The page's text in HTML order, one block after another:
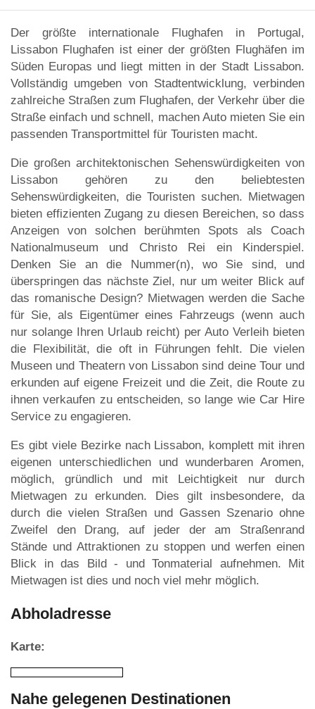
Der größte internationale Flughafen in Portugal,
Lissabon Flughafen ist einer der größten Flughäfen im
Süden Europas und liegt mitten in der Stadt Lissabon.
Vollständig umgeben von Stadtentwicklung, verbinden
zahlreiche Straßen zum Flughafen, der Verkehr über die
Straße einfach und schnell, machen Auto mieten Sie ein
passenden Transportmittel für Touristen macht.
Die großen architektonischen Sehenswürdigkeiten von
Lissabon gehören zu den beliebtesten
Sehenswürdigkeiten, die Touristen suchen. Mietwagen
bieten effizienten Zugang zu diesen Bereichen, so dass
Anzeigen von solchen berühmten Spots als Coach
Nationalmuseum und Christo Rei ein Kinderspiel.
Denken Sie an die Nummer(n), wo Sie sind, und
überspringen das nächste Ziel, nur um weiter Blick auf
das romanische Design? Mietwagen werden die Sache
für Sie, als Eigentümer eines Fahrzeugs (wenn auch
nur solange Ihren Urlaub reicht) per Auto Verleih bieten
die Flexibilität, die oft in Führungen fehlt. Die vielen
Museen und Theatern von Lissabon sind deine Tour und
erkunden auf eigene Freizeit und die Zeit, die Route zu
ihnen verkaufen zu entscheiden, so lange wie Car Hire
Service zu engagieren.
Es gibt viele Bezirke nach Lissabon, komplett mit ihren
eigenen unterschiedlichen und wunderbaren Aromen,
möglich, gründlich und mit Leichtigkeit nur durch
Mietwagen zu erkunden. Dies gilt insbesondere, da
durch die vielen Straßen und Gassen Szenario ohne
Zweifel den Drang, auf jeder der am Straßenrand
Stände und Attraktionen zu stoppen und werfen einen
Blick in das Bild - und Tonmaterial aufnehmen. Mit
Mietwagen ist dies und noch viel mehr möglich.
Abholadresse
Karte:
Nahe gelegenen Destinationen